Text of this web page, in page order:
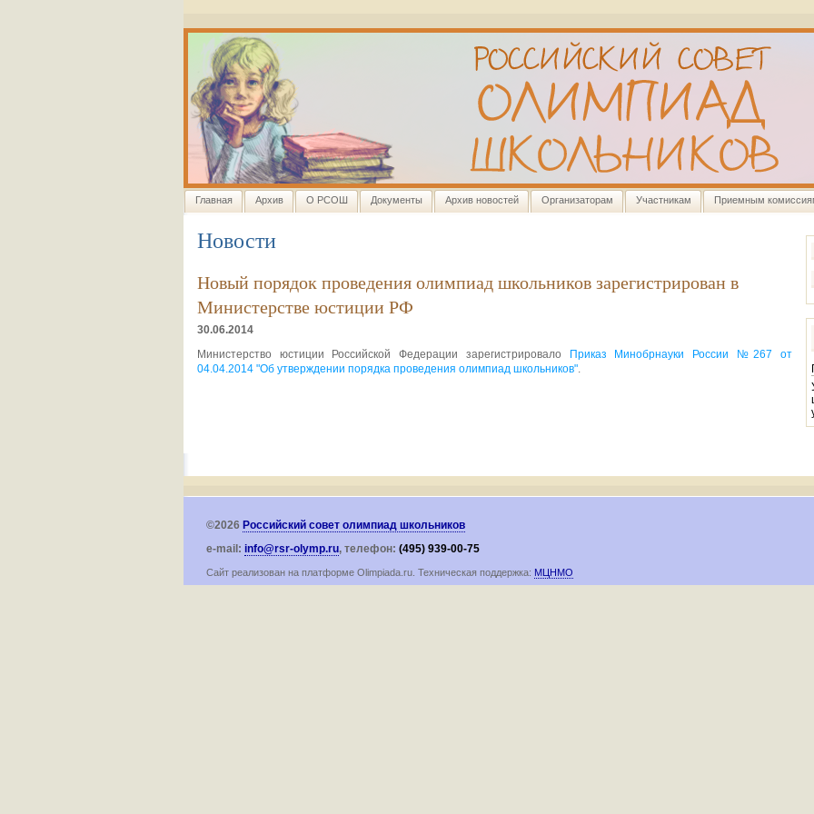
Главная Архив О РСОШ Документы Архив новостей Организаторам Участникам Приемным
Новости
Новый порядок проведения олимпиад школьников зарегистрирован в
Министерстве юстиции РФ
30.06.2014
Министерство юстиции Российской Федерации зарегистрировало
Приказ Минобрнауки России №267 от
04.04.2014 "Об утверждении порядка проведения олимпиад школьников"
©2026 Российский совет олимпиад школьников
e-mail: info@rsr-olymp.ru, телефон: (495) 939-00-75
Сайт реализован на платформе Olimpiada.ru. Техническая поддержка: МЦНМО